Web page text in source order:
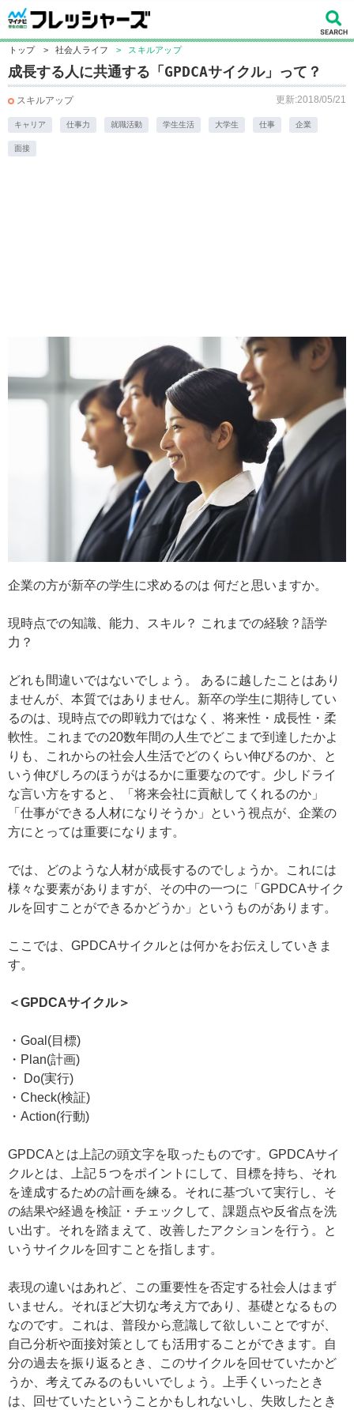
トップ > 社会人ライフ > スキルアップ
成長する人に共通する「GPDCAサイクル」って？
スキルアップ 更新:2018/05/21
キャリア 仕事力 就職活動 学生生活 大学生 仕事 企業
面接
企業の方が新卒の学生に求めるのは 何だと思いますか。
現時点での知識、能力、スキル？ これまでの経験？語学
力？
どれも間違いではないでしょう。 あるに越したことはあり
ませんが、本質ではありません。新卒の学生に期待してい
るのは、現時点での即戦力ではなく、将来性・成長性・柔
軟性。これまでの20数年間の人生でどこまで到達したかよ
りも、これからの社会人生活でどのくらい伸びるのか、と
いう伸びしろのほうがはるかに重要なのです。少しドライ
な言い方をすると、「将来会社に貢献してくれるのか」
「仕事ができる人材になりそうか」という視点が、企業の
方にとっては重要になります。
では、どのような人材が成長するのでしょうか。これには
様々な要素がありますが、その中の一つに「GPDCAサイク
ルを回すことができるかどうか」というものがあります。
ここでは、GPDCAサイクルとは何かをお伝えしていきま
す。
＜GPDCAサイクル＞
・Goal(目標)
・Plan(計画)
・ Do(実行)
・Check(検証)
・Action(行動)
GPDCAとは上記の頭文字を取ったものです。GPDCAサイ
クルとは、上記５つをポイントにして、目標を持ち、それ
を達成するための計画を練る。それに基づいて実行し、そ
の結果や経過を検証・チェックして、課題点や反省点を洗
い出す。それを踏まえて、改善したアクションを行う。と
いうサイクルを回すことを指します。
表現の違いはあれど、この重要性を否定する社会人はまず
いません。それほど大切な考え方であり、基礎となるもの
なのです。これは、普段から意識して欲しいことですが、
自己分析や面接対策としても活用することができます。自
分の過去を振り返るとき、このサイクルを回せていたかど
うか、考えてみるのもいいでしょう。上手くいったとき
は、回せていたということかもしれないし、失敗したとき